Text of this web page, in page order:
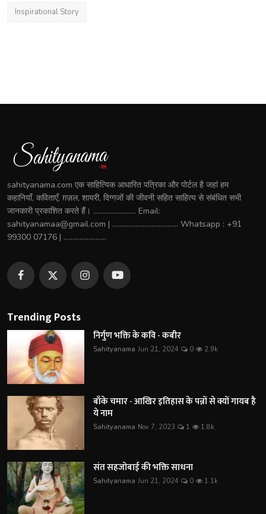
Inspirational Story
sahityanama.com एक साहित्यिक आधारित पत्रिका और पोर्टल है जहां हम
कहानियाँ, कविताएँ, ग़ज़ल, शायरी, दिग्गजों की जीवनी सहित साहित्य से संबंधित सभी
जानकारी प्रकाशित करते हैं। ........................ Email:
sahityanamaa@gmail.com | ..................................... Whatsapp : +91
99300 07176 | ........................
Trending Posts
निर्गुण भक्ति के कवि - कबीर
Sahityanama Jun 21, 2024 0 2.9k
बाँके चमार - आखिर इतिहास के पन्नों से क्यों गायब है
ये नाम
Sahityanama Nov 7, 2023 1 1.8k
संत सहजोबाई की भक्ति साधना
Sahityanama Jun 21, 2024 0 1.1k